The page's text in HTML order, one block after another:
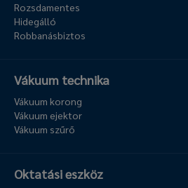
Rozsdamentes
Hidegálló
Robbanásbiztos
Vákuum technika
Vákuum korong
Vákuum ejektor
Vákuum szűrő
Oktatási eszköz